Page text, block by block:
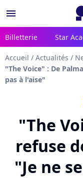
menu
Billetterie Star
Accueil / Actualités /
"The Voice" : De
pas à l'aise"
"The
refuse
"Je ne